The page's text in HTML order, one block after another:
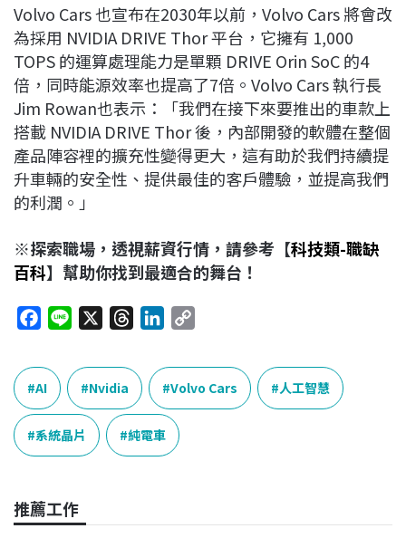
Volvo Cars 也宣布在2030年以前，Volvo Cars 將會改
為採用 NVIDIA DRIVE Thor 平台，它擁有 1,000
TOPS 的運算處理能力是單顆 DRIVE Orin SoC 的4
倍，同時能源效率也提高了7倍。Volvo Cars 執行長
Jim Rowan也表示：「我們在接下來要推出的車款上
搭載 NVIDIA DRIVE Thor 後，內部開發的軟體在整個
產品陣容裡的擴充性變得更大，這有助於我們持續提
升車輛的安全性、提供最佳的客戶體驗，並提高我們
的利潤。」
※探索職場，透視薪資行情，請參考【科技類-職缺
百科】幫助你找到最適合的舞台！
c
e
b
o
o
n
r
e
a
d
s
n
k
e
d
I
p
y
L
AI Nvidia Volvo Cars 人工智慧
系統晶片 純電車
推薦工作